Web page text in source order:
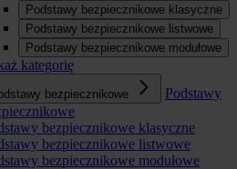
Podstawy bezpiecznikowe klasyczne
Podstawy bezpiecznikowe listwowe
Podstawy bezpiecznikowe modułowe
kategorię
bezpiecznikowe
Podstawy
bezpiecznikowe klasyczne
bezpiecznikowe listwowe
bezpiecznikowe modułowe